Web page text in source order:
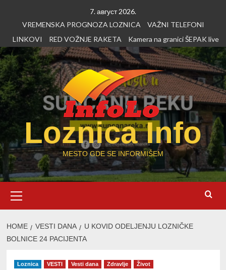
7. август 2026.
VREMENSKA PROGNOZA LOZNICA
VAŽNI TELEFONI
LINKOVI
RED VOŽNJE RAKETA Kamera na granici ŠEPAK live
Loznica Info
MESTO GDE SE INFORMIŠEM
Menu
HOME VESTI DANA
U KOVID ODELJENJU LOZNIČKE
BOLNICE 24 PACIJENTA
Loznica VESTI Vesti dana Zdravlje Život